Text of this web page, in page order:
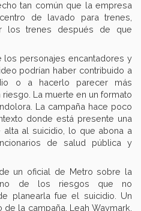
tan común que la empresa
de lavado para trenes,
los trenes después de que
los personajes encantadores y
podrían haber contribuido a
o a hacerlo parecer más
La muerte en un formato
La campaña hace poco
donde está presente una
al suicidio, lo que abona a
de salud pública y
un oficial de Metro sobre la
de los riesgos que no
planearla fue el suicidio. Un
la campaña, Leah Waymark,